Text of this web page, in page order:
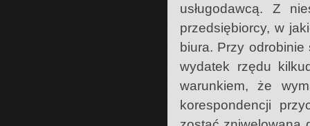
usługodawcą. Z
przedsiębiorcy, w
biura. Przy
wydatek rzędu
warunkiem, że
korespondencji